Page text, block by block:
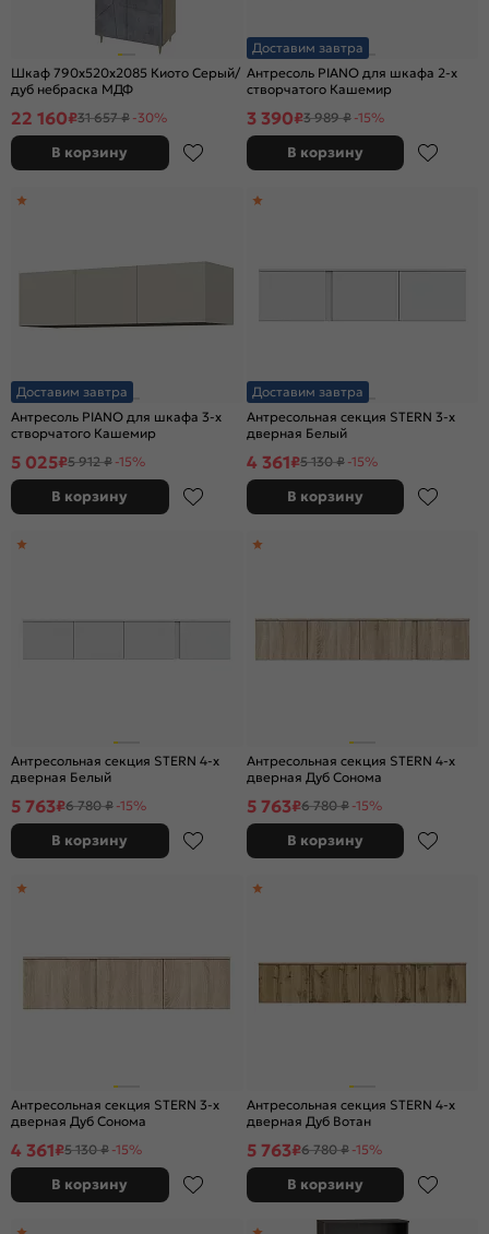
Шкаф 790x520x2085 Киото Серый/
дуб небраска МДФ
22 160₽31 657 ₽ -30%
В корзину
Доставим завтра
Антресоль PIANO для шкафа 2-х
створчатого Кашемир
3 390₽3 989 ₽ -15%
В корзину
Доставим завтра
Антресоль PIANO для шкафа 3-х
створчатого Кашемир
5 025₽5 912 ₽ -15%
В корзину
Доставим завтра
Антресольная секция STERN 3-х
дверная Белый
4 361₽5 130 ₽ -15%
В корзину
Антресольная секция STERN 4-х
дверная Белый
5 763₽6 780 ₽ -15%
В корзину
Антресольная секция STERN 4-х
дверная Дуб Сонома
5 763₽6 780 ₽ -15%
В корзину
Антресольная секция STERN 3-х
дверная Дуб Сонома
4 361₽5 130 ₽ -15%
В корзину
Антресольная секция STERN 4-х
дверная Дуб Вотан
5 763₽6 780 ₽ -15%
В корзину